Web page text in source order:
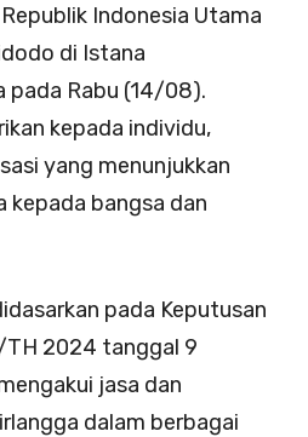
Indonesia Utama
di Istana
pada Rabu (14/08).
kepada individu,
yang menunjukkan
kepada bangsa dan
pada Keputusan
TH 2024 tanggal 9
jasa dan
dalam berbagai